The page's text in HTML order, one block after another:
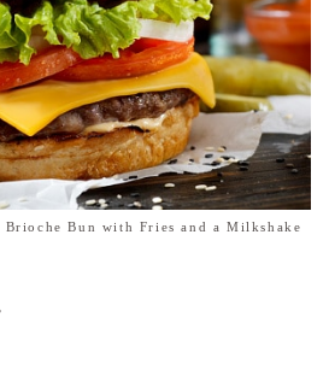
Brioche Bun with Fries and a Milkshake